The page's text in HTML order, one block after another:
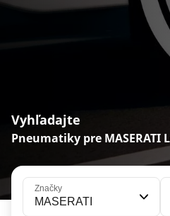
Vyhľadajte
Pneumatiky pre MASERATI
Značky
MASERATI